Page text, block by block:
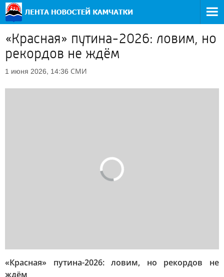
«Красная» путина-2026: ловим, но
рекордов не ждём
1 июня 2026, 14:36 СМИ
«Красная» путина-2026: ловим, но рекордов не
ждём